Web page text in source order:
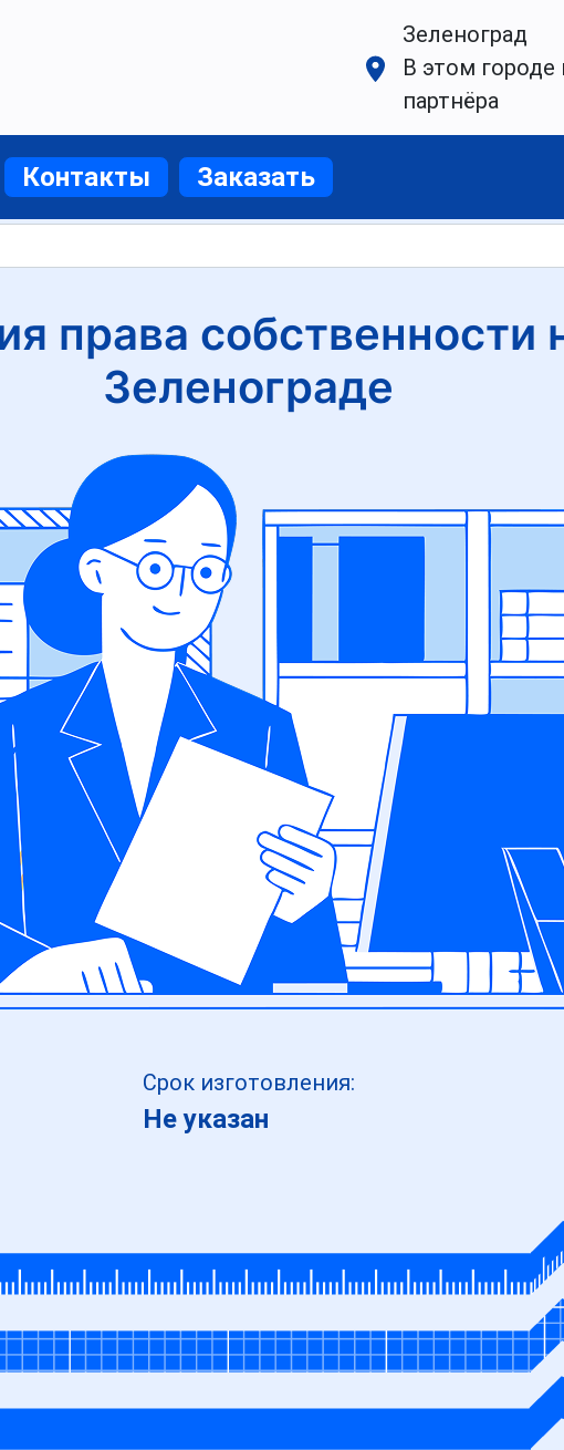
Зеленоград
В этом
партнёра
Контакты Заказать
права собственности
Зеленограде
Срок изготовления:
Не указан